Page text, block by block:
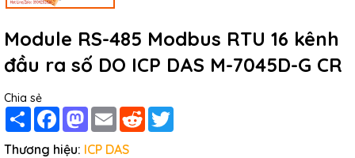
Module RS-485 Modbus RTU 16 kênh
đầu ra số DO ICP DAS M-7045D-G CR
Chia sẻ
Share FacebookMastodon
Email Reddit
Thương hiệu: ICP DAS